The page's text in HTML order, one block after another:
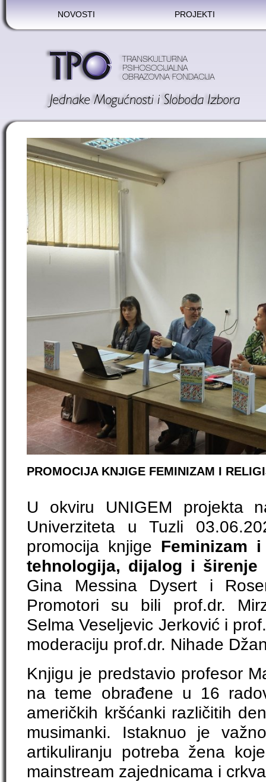
NOVOSTI PROJEKTI
PROMOCIJA KNJIGE FEMINIZAM I
U okviru UNIGEM projekta
Univerziteta u Tuzli
promocija knjige Feminizam
tehnologija, dijalog i širenje
Gina Messina Dysert i
Promotori su bili prof.dr.
Selma Veseljevic Jerković i
moderaciju prof.dr. Nihade
Knjigu je predstavio profesor
na teme obrađene u 16
američkih kršćanki različitih
musimanki. Istaknuo je
artikuliranju potreba žena
mainstream zajednicama i